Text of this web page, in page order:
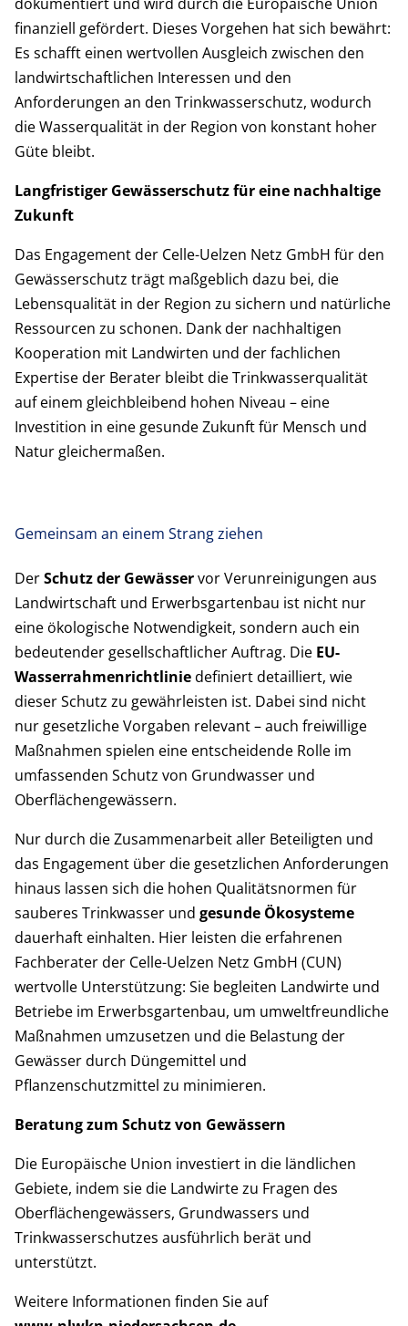
finanziell gefördert. Dieses Vorgehen hat sich bewährt:
Es schafft einen wertvollen Ausgleich zwischen den
landwirtschaftlichen Interessen und den
Anforderungen an den Trinkwasserschutz, wodurch
die Wasserqualität in der Region von konstant hoher
Güte bleibt.
Langfristiger Gewässerschutz für eine nachhaltige
Zukunft
Das Engagement der Celle-Uelzen Netz GmbH für den
Gewässerschutz trägt maßgeblich dazu bei, die
Lebensqualität in der Region zu sichern und natürliche
Ressourcen zu schonen. Dank der nachhaltigen
Kooperation mit Landwirten und der fachlichen
Expertise der Berater bleibt die Trinkwasserqualität
auf einem gleichbleibend hohen Niveau – eine
Investition in eine gesunde Zukunft für Mensch und
Natur gleichermaßen.
Gemeinsam an einem Strang ziehen
DerSchutz der Gewässervor Verunreinigungen aus
Landwirtschaft und Erwerbsgartenbau ist nicht nur
eine ökologische Notwendigkeit, sondern auch ein
bedeutender gesellschaftlicher Auftrag. Die EU-
Wasserrahmenrichtliniedefiniert detailliert, wie
dieser Schutz zu gewährleisten ist. Dabei sind nicht
nur gesetzliche Vorgaben relevant – auch freiwillige
Maßnahmen spielen eine entscheidende Rolle im
umfassenden Schutz von Grundwasser und
Oberflächengewässern.
Nur durch die Zusammenarbeit aller Beteiligten und
das Engagement über die gesetzlichen Anforderungen
hinaus lassen sich die hohen Qualitätsnormen für
sauberes Trinkwasser undgesunde Ökosysteme
dauerhaft einhalten. Hier leisten die erfahrenen
Fachberater der Celle-Uelzen Netz GmbH (CUN)
wertvolle Unterstützung: Sie begleiten Landwirte und
Betriebe im Erwerbsgartenbau, um umweltfreundliche
Maßnahmen umzusetzen und die Belastung der
Gewässer durch Düngemittel und
Pflanzenschutzmittel zu minimieren.
Beratung zum Schutz von Gewässern
Die Europäische Union investiert in die ländlichen
Gebiete, indem sie die Landwirte zu Fragen des
Oberflächengewässers, Grundwassers und
Trinkwasserschutzes ausführlich berät und
unterstützt.
Weitere Informationen finden Sie auf